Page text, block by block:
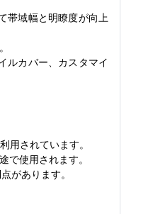
帯域幅と明瞭度が向上
ルカバー、カスタマイ
用されています。
使用されます。
があります。